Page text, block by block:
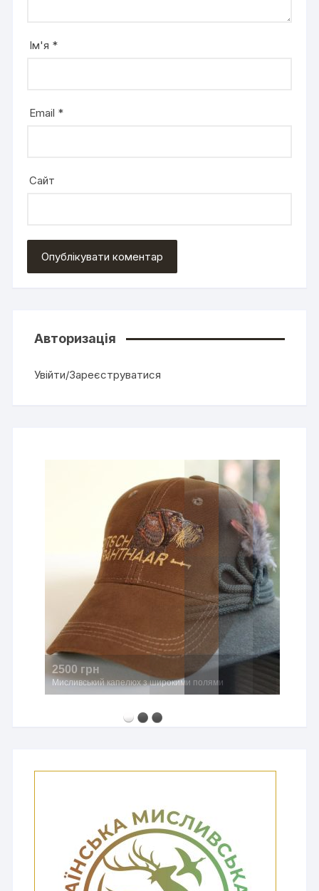
Ім'я *
Email *
Сайт
Авторизація
Увійти/Зареєструватися
2500 грн
Мисливський капелюх з широкими полями